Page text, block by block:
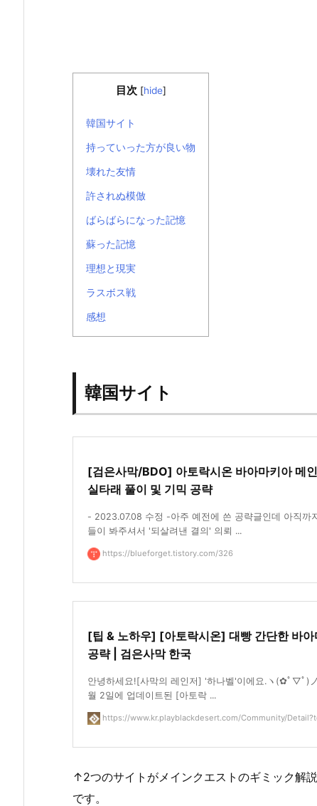
目次 [hide]
韓国サイト
持っていった方が良い物
壊れた友情
許されぬ模倣
ばらばらになった記憶
蘇った記憶
理想と現実
ラスボス戦
感想
韓国サイト
[검은사막/BDO] 아토락시온 바아마키아 메
실타래 풀이 및 기믹 공략
- 2023.07.08 수정 -아주 예전에 쓴 공략글인데 아직까
들이 봐주셔서 '되살려낸 결의' 의뢰 ...
https://blueforget.tistory.com/326
[팁 & 노하우] [아토락시온] 대빵 간단한 바아
공략 | 검은사막 한국
안녕하세요![사막의 레인저] '하나벨'이에요.ヽ(✿ﾟ▽ﾟ)
월 2일에 업데이트된 [아토락 ...
https://www.kr.playblackdesert.com/Community/
↑2つのサイトがメインクエストのギミック解
です。